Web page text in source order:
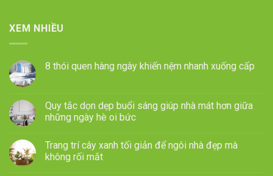
XEM NHIỀU
8 thói quen hàng ngày khiến nệm nhanh xuống cấp
Quy tắc dọn dẹp buổi sáng giúp nhà mát hơn giữa
những ngày hè oi bức
Trang trí cây xanh tối giản để ngôi nhà đẹp mà
không rối mắt